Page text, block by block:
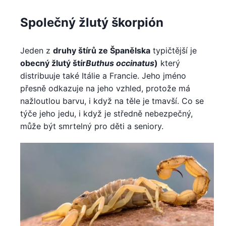
Společný žlutý škorpión
Jeden z druhy štírů ze Španělska typičtější je
obecný žlutý štírButhus occinatus) který
distribuuje také Itálie a Francie. Jeho jméno
přesně odkazuje na jeho vzhled, protože má
nažloutlou barvu, i když na těle je tmavší. Co se
týče jeho jedu, i když je středně nebezpečný,
může být smrtelný pro děti a seniory.